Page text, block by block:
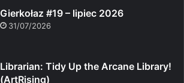
Gierkołaz #19 – lipiec 2026
31/07/2026
Librarian: Tidy Up the Arcane Library!
(ArtRising)